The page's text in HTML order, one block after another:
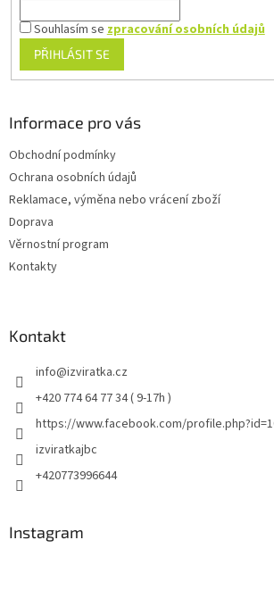
Souhlasím se zpracování osobních údajů
PŘIHLÁSIT SE
Informace pro vás
Obchodní podmínky
Ochrana osobních údajů
Reklamace, výměna nebo vrácení zboží
Doprava
Věrnostní program
Kontakty
Kontakt
info@izviratka.cz
+420 774 64 77 34 ( 9-17h )
https://www.facebook.com/
izviratkajbc
+420773996644
Instagram